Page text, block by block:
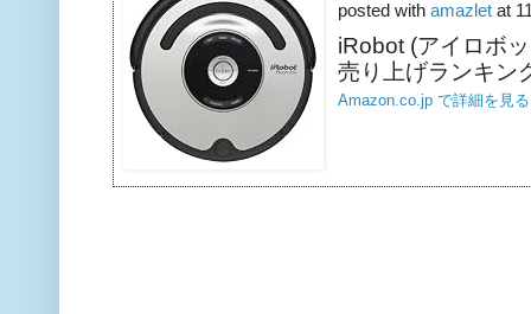
posted with amazlet at
iRobot (アイロボ
売り上げランキン
Amazon.co.jp で詳細を見る